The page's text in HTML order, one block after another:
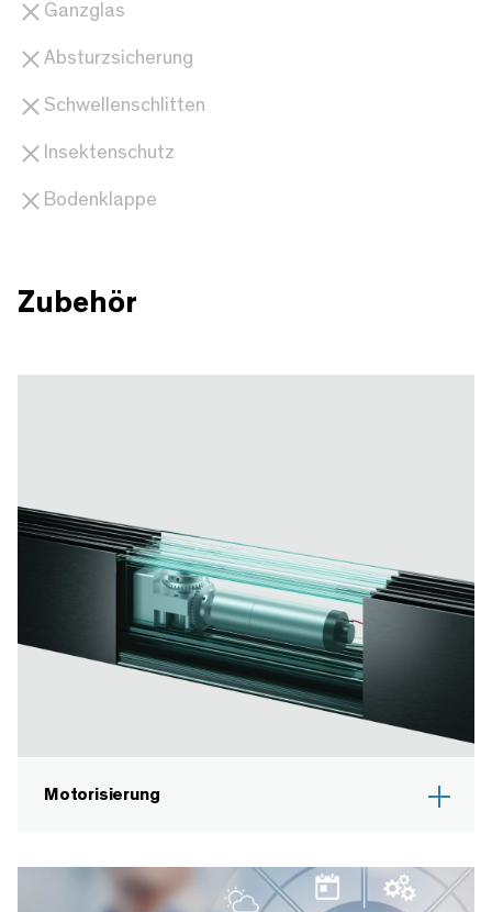
Ganzglas
Absturzsicherung
Schwellenschlitten
Insektenschutz
Bodenklappe
Zubehör
Motorisierung